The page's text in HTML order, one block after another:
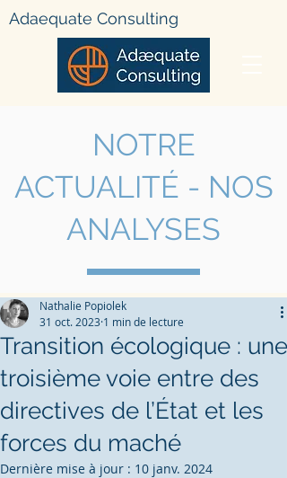
Adaequate Consulting
NOTRE
ACTUALITÉ - NOS
ANALYSES
Transition écologique : une
troisième voie entre des
directives de l’État et les
forces du maché
Nathalie Popiolek
31 oct. 2023 1 min de lecture
Dernière mise à jour : 10 janv. 2024